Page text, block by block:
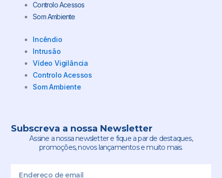
Controlo Acessos
Som Ambiente
Incêndio
Intrusão
Vídeo Vigilância
Controlo Acessos
Som Ambiente
Subscreva a nossa Newsletter
Assine a nossa newsletter e fique a par de destaques,
promoções, novos lançamentos e muito mais.